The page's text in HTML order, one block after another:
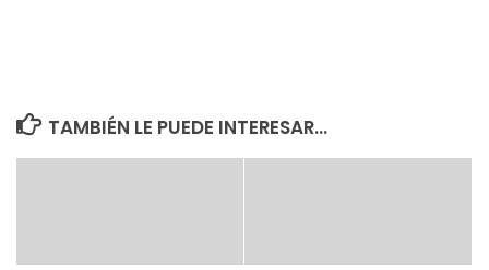
TAMBIÉN LE PUEDE INTERESAR...